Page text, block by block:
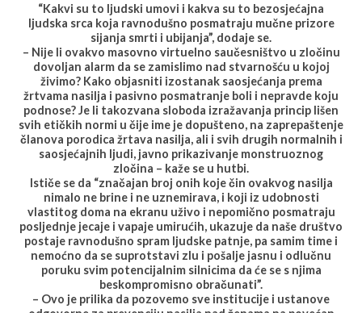
“Kakvi su to ljudski umovi i kakva su to bezosjećajna
ljudska srca koja ravnodušno posmatraju mučne prizore
sijanja smrti i ubijanja”, dodaje se.
– Nije li ovakvo masovno virtuelno saučesništvo u zločinu
dovoljan alarm da se zamislimo nad stvarnošću u kojoj
živimo? Kako objasniti izostanak saosjećanja prema
žrtvama nasilja i pasivno posmatranje boli i nepravde koju
podnose? Je li takozvana sloboda izražavanja princip lišen
svih etičkih normi u čije ime je dopušteno, na zaprepaštenje
članova porodica žrtava nasilja, ali i svih drugih normalnih i
saosjećajnih ljudi, javno prikazivanje monstruoznog
zločina – kaže se u hutbi.
Ističe se da “značajan broj onih koje čin ovakvog nasilja
nimalo ne brine i ne uznemirava, i koji iz udobnosti
vlastitog doma na ekranu uživo i nepomično posmatraju
posljednje jecaje i vapaje umirućih, ukazuje da naše društvo
postaje ravnodušno spram ljudske patnje, pa samim time i
nemoćno da se suprotstavi zlu i pošalje jasnu i odlučnu
poruku svim potencijalnim silnicima da će se s njima
beskompromisno obračunati”.
– Ovo je prilika da pozovemo sve institucije i ustanove